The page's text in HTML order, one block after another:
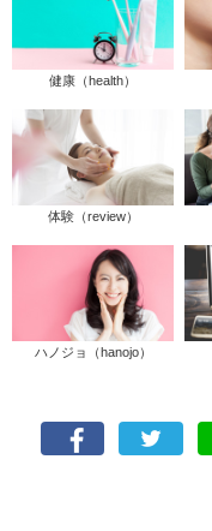
健康（health）
体験（review）
ハノジョ（hanojo）